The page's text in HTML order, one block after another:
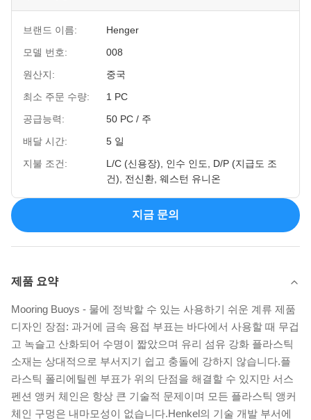
브랜드 이름:
Henger
모델 번호:
008
원산지:
중국
최소 주문 수량:
1 PC
공급능력:
50 PC / 주
배달 시간:
5 일
지불 조건:
L/C (신용장), 인수 인도, D/P (지급도 조
건), 전신환, 웨스턴 유니온
지금 문의
제품 요약
Mooring Buoys - 물에 정박할 수 있는 사용하기 쉬운 계류 제품
디자인 장점: 과거에 금속 용접 부표는 바다에서 사용할 때 무겁
고 녹슬고 산화되어 수명이 짧았으며 유리 섬유 강화 플라스틱
소재는 상대적으로 부서지기 쉽고 충돌에 강하지 않습니다.플
라스틱 폴리에틸렌 부표가 위의 단점을 해결할 수 있지만 서스
펜션 앵커 체인은 항상 큰 기술적 문제이며 모든 플라스틱 앵커
체인 구멍은 내마모성이 없습니다.Henkel의 기술 개발 부서에